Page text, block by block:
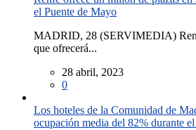
el Puente de Mayo
MADRID, 28 (SERVIMEDIA)
que ofrecerá...
28 abril, 2023
0
Los hoteles de la Comunidad de
ocupación media del 82% durante